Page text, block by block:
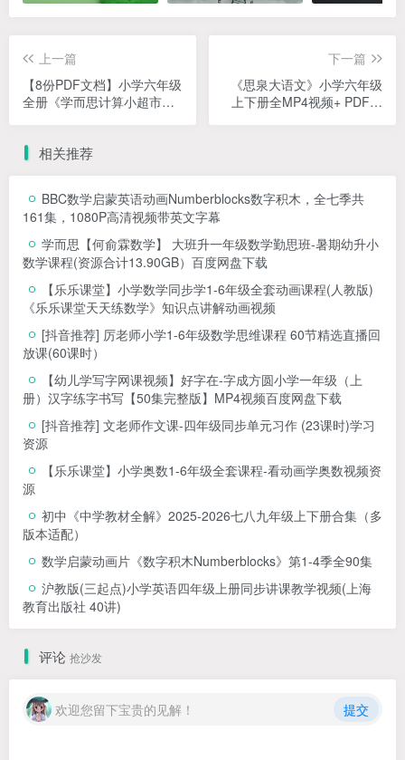
上一篇
【8份PDF文档】小学六年级
全册《学而思计算小超市》
下一篇
《思泉大语文》小学六年级
上下册全MP4视频+ PDF讲
相关推荐
BBC数学启蒙英语动画Numberblocks数字积木，全七季共
161集，1080P高清视频带英文字幕
学而思【何俞霖数学】 大班升一年级数学勤思班-暑期幼升小
数学课程(资源合计13.90GB）百度网盘下载
【乐乐课堂】小学数学同步学1-6年级全套动画课程(人教版)
《乐乐课堂天天练数学》知识点讲解动画视频
[抖音推荐] 厉老师小学1-6年级数学思维课程 60节精选直播回
放课(60课时）
【幼儿学写字网课视频】好字在-字成方圆小学一年级（上
册）汉字练字书写【50集完整版】MP4视频百度网盘下载
[抖音推荐] 文老师作文课-四年级同步单元习作 (23课时)学习
资源
【乐乐课堂】小学奥数1-6年级全套课程-看动画学奥数视频资
源
初中《中学教材全解》2025-2026七八九年级上下册合集（多
版本适配）
数学启蒙动画片《数字积木Numberblocks》第1-4季全90集
沪教版(三起点)小学英语四年级上册同步讲课教学视频(上海
教育出版社 40讲)
评论 抢沙发
欢迎您留下宝贵的见解！ 提交